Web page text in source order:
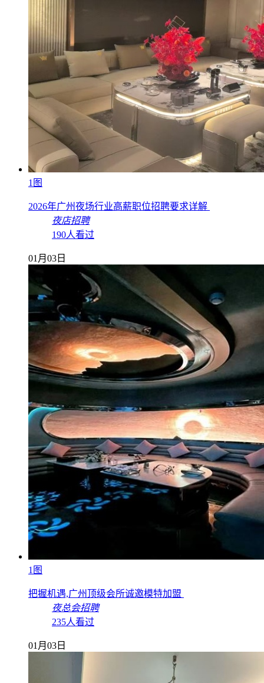
1图
2026年广州夜场行业高薪职位招聘要求详解
夜店招聘
190人看过
01月03日
1图
把握机遇,广州顶级会所诚邀模特加盟
夜总会招聘
235人看过
01月03日